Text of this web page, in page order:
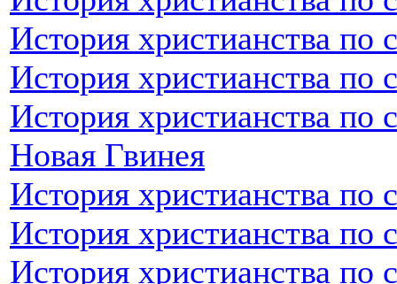
История христианства по
История христианства
История христианства по
Новая Гвинея
История христианства по
История христианства по
История христианства по